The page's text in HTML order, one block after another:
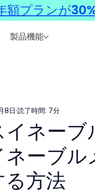
製品機能
ネー
ネーブ
方法
8日 読了時間: 7分
プランが